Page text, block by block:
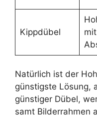
Kippdübel
Natürlich ist der
günstigste Lösung,
günstiger Dübel,
samt Bilderrahmen